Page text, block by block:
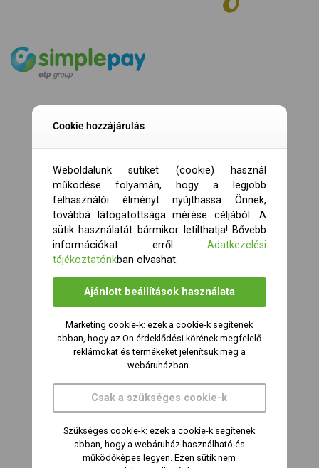
Cookie hozzájárulás
Weboldalunk sütiket (cookie) használ
működése folyamán, hogy a legjobb
felhasználói élményt nyújthassa Önnek,
továbbá látogatottsága mérése céljából. A
sütik használatát bármikor letilthatja! Bővebb
információkat errőlAdatkezelési
tájékoztatónkban olvashat.
Ajánlott beállítások használata
Marketing cookie-k: ezek a cookie-k segítenek
abban, hogy az Ön érdeklődési körének megfelelő
reklámokat és termékeket jelenítsük meg a
webáruházban.
Csak a szükséges cookie-k
Szükséges cookie-k: ezek a cookie-k segítenek
abban, hogy a webáruház használható és
működőképes legyen. Ezen sütik nem